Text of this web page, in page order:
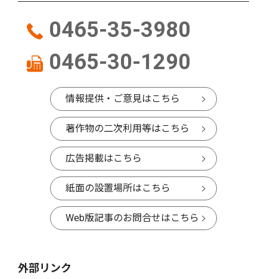
0465-35-3980
0465-30-1290
情報提供・ご意見はこちら
著作物の二次利用等はこちら
広告掲載はこちら
紙面の設置場所はこちら
Web版記事のお問合せはこちら
外部リンク